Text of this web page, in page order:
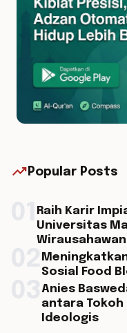
trending_up Popular Posts
Raih Karir
Universitas
Sosial Food
Anies
antara Tokoh
Ideologis